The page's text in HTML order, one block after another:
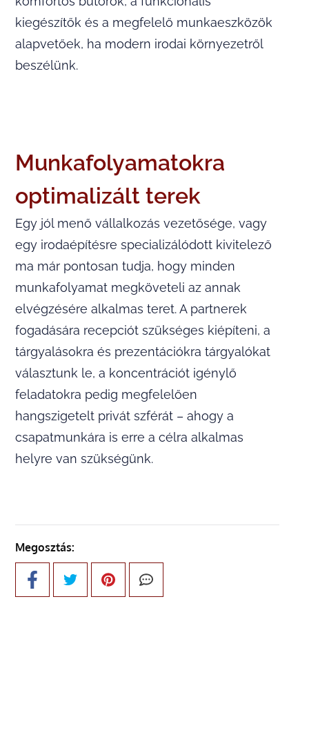
kiegészítők és a megfelelő munkaeszközök
alapvetőek, ha modern irodai környezetről
beszélünk.
Munkafolyamatokra
optimalizált terek
Egy jól menő vállalkozás vezetősége, vagy
egy irodaépítésre specializálódott kivitelező
ma már pontosan tudja, hogy minden
munkafolyamat megköveteli az annak
elvégzésére alkalmas teret. A partnerek
fogadására recepciót szükséges kiépíteni, a
tárgyalásokra és prezentációkra tárgyalókat
választunk le, a koncentrációt igénylő
feladatokra pedig megfelelően
hangszigetelt privát szférát – ahogy a
csapatmunkára is erre a célra alkalmas
helyre van szükségünk.
Megosztás: